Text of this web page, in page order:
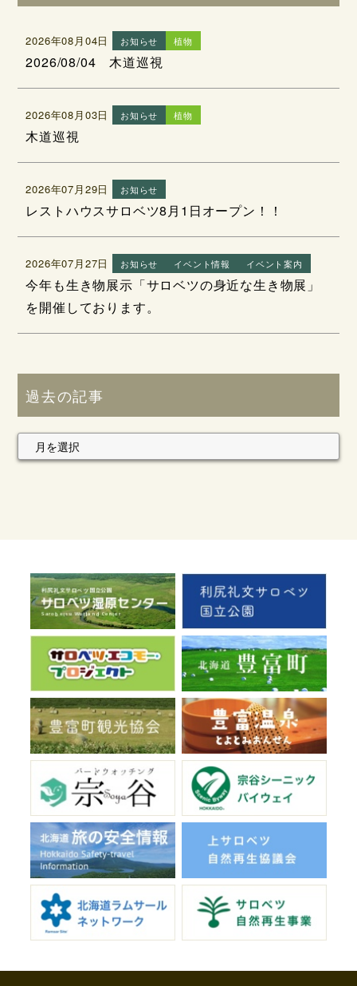
2026年08月04日 お知らせ 植物
2026/08/04 木道巡視
2026年08月03日 お知らせ 植物
木道巡視
2026年07月29日 お知らせ
レストハウスサロベツ8月1日オープン！！
2026年07月27日 お知らせ イベント情報 イベント案内
今年も生き物展示「サロベツの身近な生き物展」
を開催しております。
過去の記事